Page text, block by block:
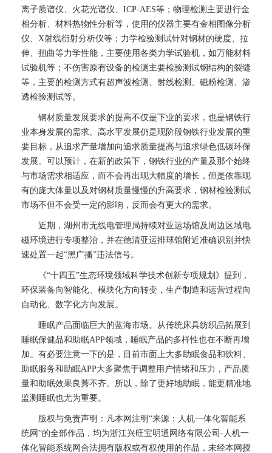
离子质谱仪、火花光谱仪、ICP-AES等；物理检测主要进行金
相分析、材料热物性分析等，使用的仪器主要有金相图像分析
仪、X射线衍射分析仪等；力学检验测试针对钢材的硬度、拉
伸、扭曲等力学性能，主要使用各类力学试验机，如万能材料
试验机等；不伤害原有设备的检测主要检验测试钢结构的裂缝
等，主要的检测方式有超声波检测、射线检测、磁粉检测、渗
透检验测试等。
钢材质量发展要求的提高不仅是下业的要求，也是钢铁行
业本身发展的需求。高水平发展仍是现阶段钢铁行业发展的重
要目标，从追求产量增加向追求质量提高与追求绿色低碳环保
发展。可以预计，在新的政策下，钢铁行业的产量及那个始终
与市场需求相适应，而不会再出现大幅度的增长，但是依靠现
有的庞大体量以及对钢材质量慢慢的升高要求，钢材检验测试
市场不但不会受一定的影响，反而会有更大的需求。
近期，湖州市无线电管理局持续对亚运场馆及周边区域电
磁环境进行专项整治，并在德清亚运排球馆附近准确识别并快
速处置一起“黑广播”违法信号。
《“十四五”生态环境领域科学技术创新专项规划》提到，
环保装备向智能化、模块化方向转变，生产制造和运营过程向
自动化、数字化方向发展。
睡眠产品面临巨大的蓝海市场。从传统床具纺织品拓展到
睡眠保健品和助眠APP领域，睡眠产品的多样性也在不断再增
加。有必要注意一下的是，目前市面上大多助眠食品和饮料、
助眠服务和助眠APP大多聚焦于调整用户情绪和压力，产品质
量和助眠效果良莠不齐。所以，除了更好地助眠，能更精准地
监测睡眠也尤为重要。
版权与免责声明：凡本网注明“来源：人机一体化智能系
统网”的全部作品，均为浙江兴旺宝明通网络有限公司-人机一
体化智能系统网合法拥有版权或有权使用的作品，未经本网授